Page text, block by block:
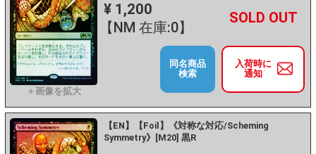
¥ 1,200
【NM 在庫:0】
－ +
入荷時に
通知
同名商品
検索
【EN】【Foil】《対称な対応/Scheming
Symmetry》[M20] 黒R